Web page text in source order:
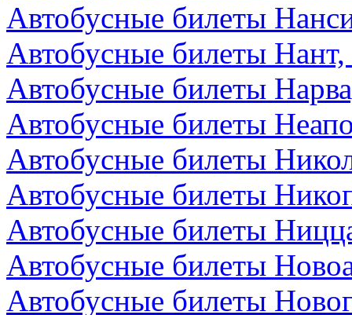
Автобусные билеты
Автобусные билеты
Автобусные билеты
Автобусные билеты
Автобусные билеты
Автобусные билеты
Автобусные билеты
Автобусные билеты
Автобусные билеты